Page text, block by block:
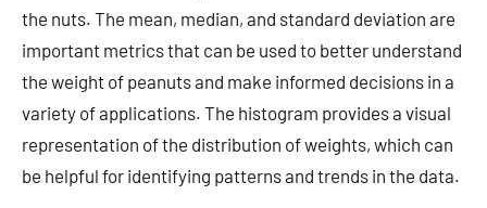
the nuts. The mean, median, and standard deviation are
important metrics that can be used to better understand
the weight of peanuts and make informed decisions in a
variety of applications. The histogram provides a visual
representation of the distribution of weights, which can
be helpful for identifying patterns and trends in the data.